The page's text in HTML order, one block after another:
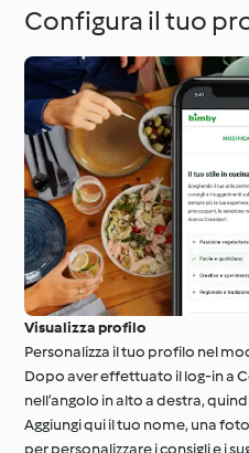
Configura il tuo
Visualizza profilo
Personalizza il tuo profilo nel
Dopo aver effettuato il log-in a
nell’angolo in alto a destra,
Aggiungi qui il tuo nome, una
per personalizzare i consigli e i